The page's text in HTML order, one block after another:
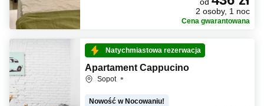
2 osoby, 1 noc
Cena gwarantowana
Natychmiastowa rezerwacja
Apartament Cappucino
Sopot
Nowość w Nocowaniu!